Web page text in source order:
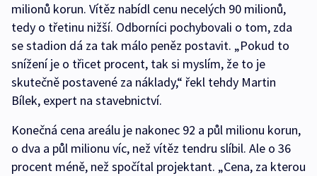
milionů korun. Vítěz nabídl cenu necelých 90 milionů,
tedy o třetinu nižší. Odborníci pochybovali o tom, zda
se stadion dá za tak málo peněz postavit. „Pokud to
snížení je o třicet procent, tak si myslím, že to je
skutečně postavené za náklady,“ řekl tehdy Martin
Bílek, expert na stavebnictví.
Konečná cena areálu je nakonec 92 a půl milionu korun,
o dva a půl milionu víc, než vítěz tendru slíbil. Ale o 36
procent méně, než spočítal projektant. „Cena, za kterou